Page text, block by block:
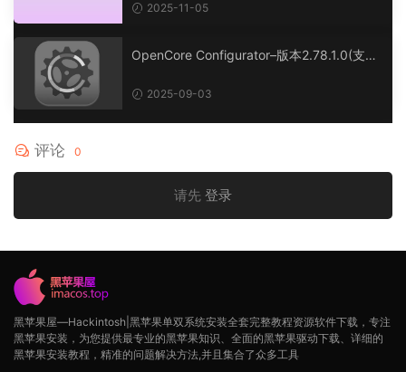
2025-11-05
OpenCore Configurator–版本2.78.1.0(支持
2025-09-03
评论 0
请先 登录
黑苹果屋—Hackintosh|黑苹果单双系统安装全套完整教程资源软件下载，专注
黑苹果安装，为您提供最专业的黑苹果知识、全面的黑苹果驱动下载、详细的
黑苹果安装教程，精准的问题解决方法,并且集合了众多工具